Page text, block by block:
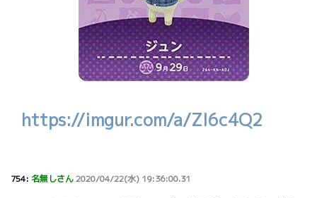
https://imgur.com/a/ZI6c4Q2
754: 名無しさん2020/04/22(水) 19:36:00.31